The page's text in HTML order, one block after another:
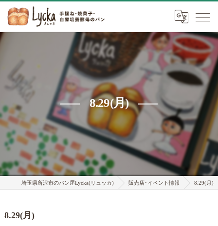
8.29(月)
埼玉県所沢市のパン屋Lycka(リュッカ) 販売店･イベント情報 8.29(月)
8.29(月)